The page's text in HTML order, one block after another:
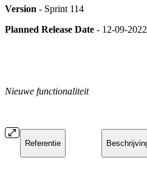
Version - Sprint 114
Planned Release Date - 12-09-2022
Nieuwe functionaliteit
Referentie